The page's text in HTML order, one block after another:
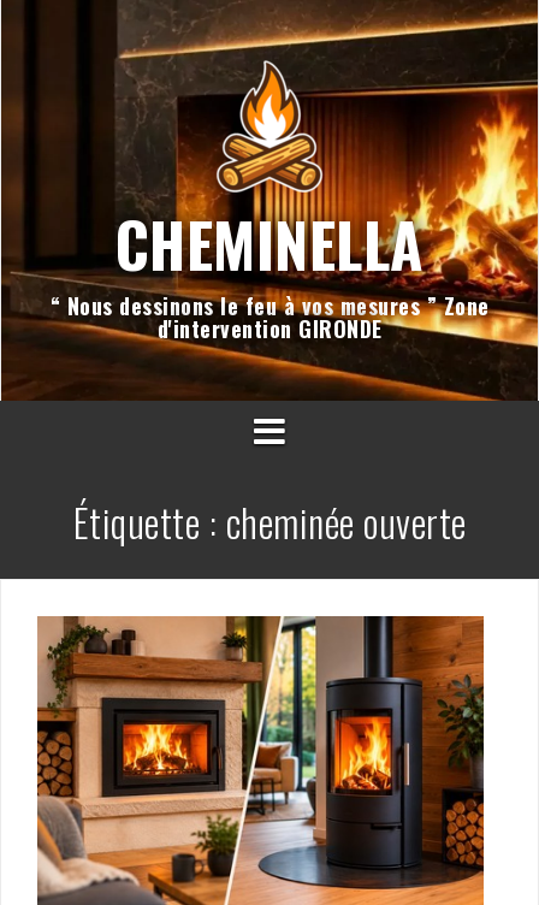
CHEMINELLA
“ Nous dessinons le feu à vos mesures ” Zone
d'intervention GIRONDE
Étiquette : cheminée ouverte